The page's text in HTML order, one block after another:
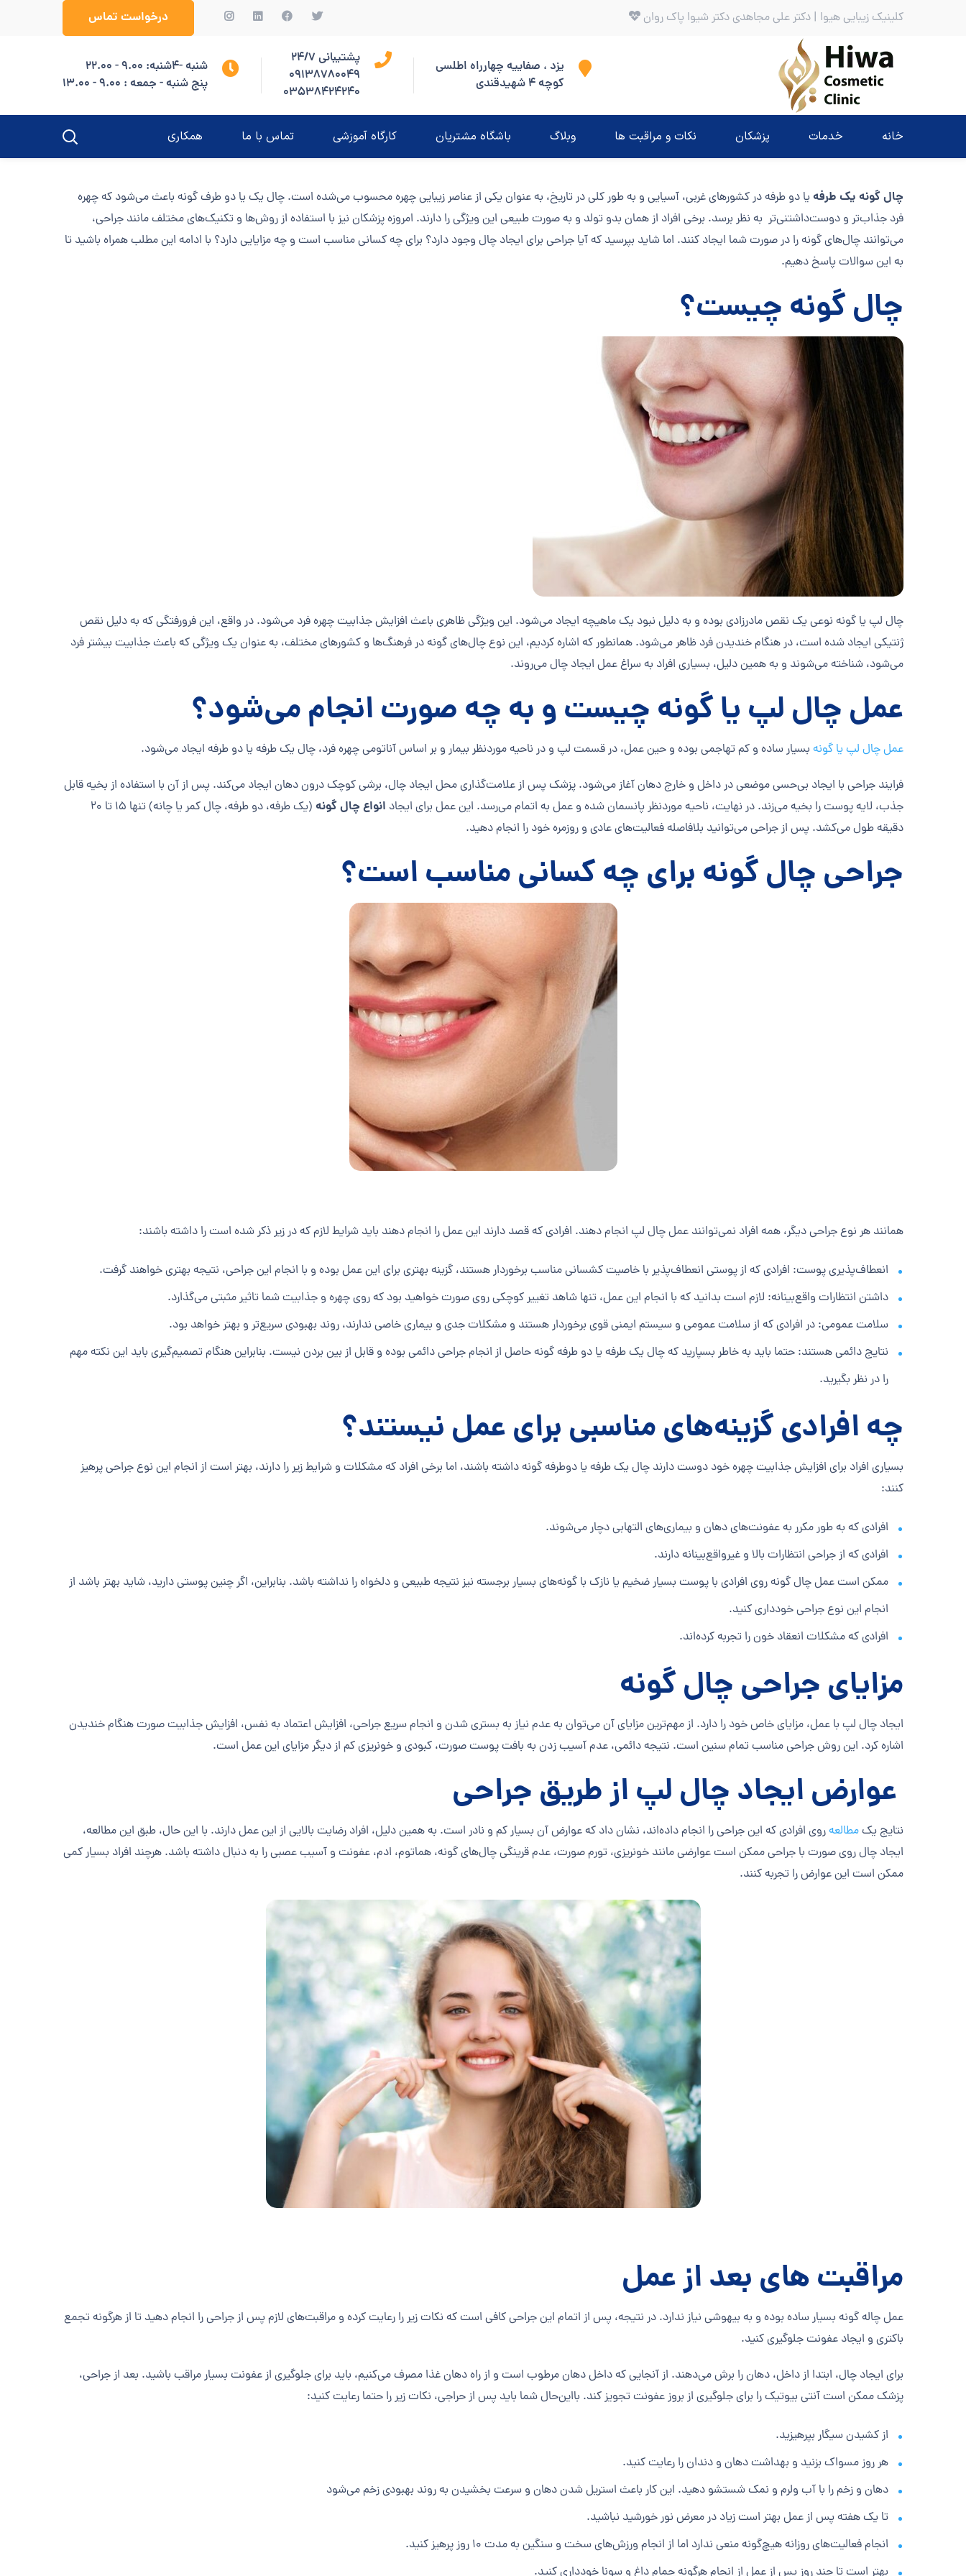
کلینیک زیبایی هیوا | دکتر علی مجاهدی دکتر شیوا پاک روان درخواست تماس
یزد ، صفاییه چهارراه اطلسی
کوچه 4 شهیدقندی
پشتیبانی 24/7
09138780049
03538424240
شنبه -4شنبه: 9.00 - 22.00
پنج شنبه - جمعه : 9.00 - 13.00
خانه خدمات پزشکان نکات و مراقبت ها وبلاگ باشگاه مشتریان کارگاه آموزشی تماس با ما همکاری
چال گونه یک طرفهیا دو طرفه در کشورهای غربی، آسیایی و به طور کلی در تاریخ، به عنوان یکی از عناصر زیبایی چهره محسوب می‌شده است. چال یک یا دو طرف گونه باعث می‌شود که چهره
فرد جذاب‌تر و دوست‌داشتنی‌تر به نظر برسد. برخی افراد از همان بدو تولد و به صورت طبیعی این ویژگی را دارند. امروزه پزشکان نیز با استفاده از روش‌ها و تکنیک‌های مختلف مانند جراحی،
می‌توانند چال‌های گونه را در صورت شما ایجاد کنند. اما شاید بپرسید که آیا جراحی برای ایجاد چال وجود دارد؟ برای چه کسانی مناسب است و چه مزایایی دارد؟ با ادامه این مطلب همراه باشید تا
به این سوالات پاسخ دهیم.
چال گونه چیست؟
چال لپ یا گونه نوعی یک نقص مادرزادی بوده و به دلیل نبود یک ماهیچه ایجاد می‌شود. این ویژگی ظاهری باعث افزایش جذابیت چهره فرد می‌شود. در واقع، این فرورفتگی که به دلیل نقص
ژنتیکی ایجاد شده است، در هنگام خندیدن فرد ظاهر می‌شود. همانطور که اشاره کردیم، این نوع چال‌های گونه در فرهنگ‌ها و کشورهای مختلف، به عنوان یک ویژگی که باعث جذابیت بیشتر فرد
می‌شود، شناخته می‌شوند و به همین دلیل، بسیاری افراد به سراغ عمل ایجاد چال می‌روند.
عمل چال لپ یا گونه چیست و به چه صورت انجام می‌شود؟
عمل چال لپ یا گونه بسیار ساده و کم تهاجمی بوده و حین عمل، در قسمت لپ و در ناحیه موردنظر بیمار و بر اساس آناتومی چهره فرد، چال یک طرفه یا دو طرفه ایجاد می‌شود.
فرایند جراحی با ایجاد بی‌حسی موضعی در داخل و خارج دهان آغاز می‌شود. پزشک پس از علامت‌گذاری محل ایجاد چال، برشی کوچک درون دهان ایجاد می‌کند. پس از آن با استفاده از بخیه قابل
جذب، لایه پوست را بخیه می‌زند. در نهایت، ناحیه موردنظر پانسمان شده و عمل به اتمام می‌رسد. این عمل برای ایجاد انواع چال گونه
(یک طرفه، دو طرفه، چال کمر یا چانه) تنها ۱۵ تا ۲۰
دقیقه طول می‌کشد. پس از جراحی می‌توانید بلافاصله فعالیت‌های عادی و روزمره خود را انجام دهید.
جراحی چال گونه برای چه کسانی مناسب است؟
همانند هر نوع جراحی دیگر، همه افراد نمی‌توانند عمل چال لپ انجام دهند. افرادی که قصد دارند این عمل را انجام دهند باید شرایط لازم که در زیر ذکر شده است را داشته باشند:
انعطاف‌پذیری پوست: افرادی که از پوستی انعطاف‌پذیر با خاصیت کشسانی مناسب برخوردار هستند، گزینه بهتری برای این عمل بوده و با انجام این جراحی، نتیجه بهتری خواهند گرفت.
داشتن انتظارات واقع‌بینانه: لازم است بدانید که با انجام این عمل، تنها شاهد تغییر کوچکی روی صورت خواهید بود که روی چهره و جذابیت شما تاثیر مثبتی می‌گذارد.
سلامت عمومی: در افرادی که از سلامت عمومی و سیستم ایمنی قوی برخوردار هستند و مشکلات جدی و بیماری خاصی ندارند، روند بهبودی سریع‌تر و بهتر خواهد بود.
نتایج دائمی هستند: حتما باید به خاطر بسپارید که چال یک طرفه یا دو طرفه گونه‌ حاصل از انجام جراحی دائمی بوده و قابل از بین بردن نیست. بنابراین هنگام تصمیم‌گیری باید این نکته مهم
را در نظر بگیرید.
چه افرادی گزینه‌های مناسبی برای عمل نیستند؟
بسیاری افراد برای افزایش جذابیت چهره خود دوست دارند چال یک طرفه یا دوطرفه گونه داشته باشند، اما برخی افراد که مشکلات و شرایط زیر را دارند، بهتر است از انجام این نوع جراحی پرهیز
کنند:
افرادی که به طور مکرر به عفونت‌های دهان و بیماری‌های التهابی دچار می‌شوند.
افرادی که از جراحی انتظارات بالا و غیرواقع‌بینانه دارند.
ممکن است عمل چال گونه روی افرادی با پوست بسیار ضخیم یا نازک با گونه‌های بسیار برجسته نیز نتیجه طبیعی و دلخواه را نداشته باشد. بنابراین، اگر چنین پوستی دارید، شاید بهتر باشد از
انجام این نوع جراحی خودداری کنید.
افرادی که مشکلات انعقاد خون را تجربه کرده‌اند.
مزایای جراحی چال گونه
ایجاد چال لپ با عمل، مزایای خاص خود را دارد. از مهم‌ترین مزایای آن می‌توان به عدم نیاز به بستری شدن و انجام سریع جراحی، افزایش اعتماد به نفس، افزایش جذابیت صورت هنگام خندیدن
اشاره کرد. این روش جراحی مناسب تمام سنین است. نتیجه دائمی، عدم آسیب زدن به بافت پوست صورت، کبودی و خونریزی کم از دیگر مزایای این عمل است.
عوارض ایجاد چال لپ از طریق جراحی
نتایج یکمطالعهروی افرادی که این جراحی را انجام داده‌اند، نشان داد که عوارض آن بسیار کم و نادر است. به همین دلیل، افراد رضایت بالایی از این عمل دارند. با این حال، طبق این مطالعه،
ایجاد چال روی صورت با جراحی ممکن است عوارضی مانند خونریزی، تورم صورت، عدم قرینگی چال‌های گونه، هماتوم، ادم، عفونت و آسیب عصبی را به دنبال داشته باشد. هرچند افراد بسیار کمی
ممکن است این عوارض را تجربه کنند.
مراقبت های بعد از عمل
عمل چاله گونه بسیار ساده بوده و به بیهوشی نیاز ندارد. در نتیجه، پس از اتمام این جراحی کافی است که نکات زیر را رعایت کرده و مراقبت‌های لازم پس از جراحی را انجام دهید تا از هرگونه تجمع
باکتری و ایجاد عفونت جلوگیری کنید.
برای ایجاد چال، ابتدا از داخل، دهان را برش می‌دهند. از آنجایی که داخل دهان مرطوب است و از راه دهان غذا مصرف می‌کنیم، باید برای جلوگیری از عفونت بسیار مراقب باشید. بعد از جراحی،
پزشک ممکن است آنتی بیوتیک را برای جلوگیری از بروز عفونت تجویز کند. بااین‌حال شما باید پس از حراجی، نکات زیر را حتما رعایت کنید:
از کشیدن سیگار بپرهیزید.
هر روز مسواک بزنید و بهداشت دهان و دندان را رعایت کنید.
دهان و زخم را با آب ولرم و نمک شستشو دهید. این کار باعث استریل شدن دهان و سرعت بخشیدن به روند بهبودی زخم می‌شود
تا یک هفته پس از عمل بهتر است زیاد در معرض نور خورشید نباشید.
انجام فعالیت‌های روزانه هیچ‌گونه منعی ندارد اما از انجام ورزش‌های سخت و سنگین به مدت ۱۰ روز پرهیز کنید.